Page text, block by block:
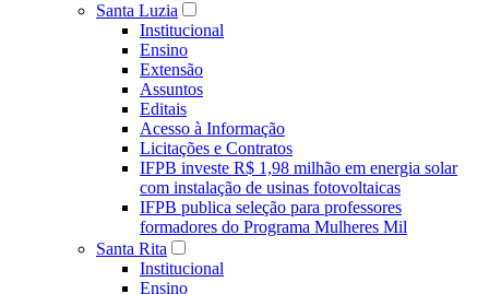
Santa Luzia
Institucional
Ensino
Extensão
Assuntos
Editais
Acesso à Informação
Licitações e Contratos
IFPB investe R$ 1,98 milhão em energia solar
com instalação de usinas fotovoltaicas
IFPB publica seleção para professores
formadores do Programa Mulheres Mil
Santa Rita
Institucional
Ensino